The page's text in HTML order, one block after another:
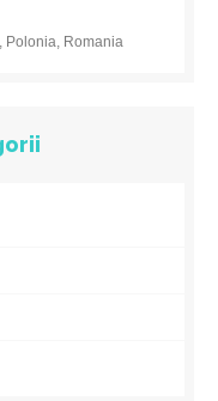
Polonia, Romania